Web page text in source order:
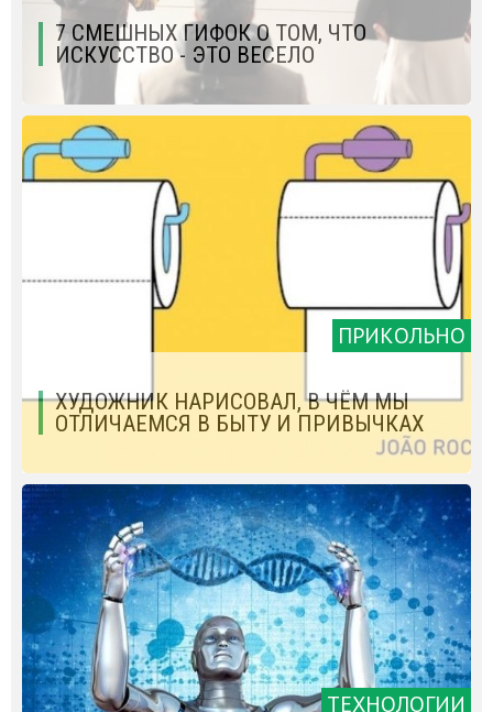
7 СМЕШНЫХ ГИФОК О ТОМ, ЧТО
ИСКУССТВО - ЭТО ВЕСЕЛО
ПРИКОЛЬНО
ХУДОЖНИК НАРИСОВАЛ, В ЧЁМ МЫ
ОТЛИЧАЕМСЯ В БЫТУ И ПРИВЫЧКАХ
ТЕХНОЛОГИИ